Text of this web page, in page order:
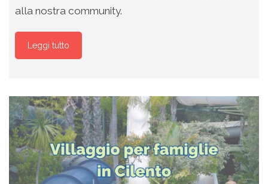
alla nostra community.
Leggi tutto